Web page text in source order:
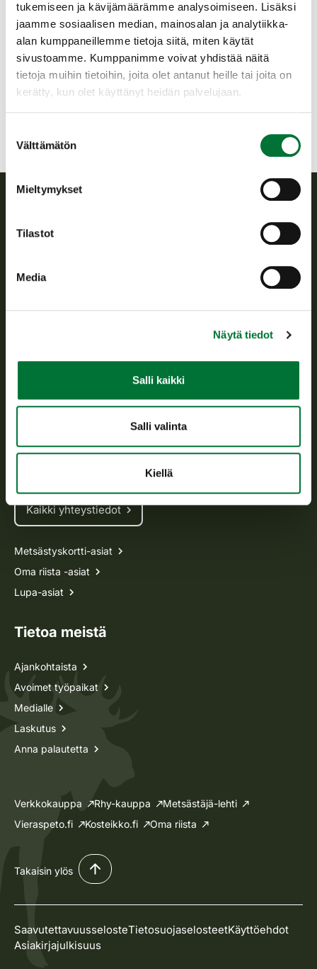
tukemiseen ja kävijämäärämme analysoimiseen. Lisäksi
jaamme sosiaalisen median, mainosalan ja analytiikka-
alan kumppaneillemme tietoja siitä, miten käytät
sivustoamme. Kumppanimme voivat yhdistää näitä
tietoja muihin tietoihin, joita olet antanut heille tai joita on
kerätty, kun olet käyttänyt heidän palvelujaan.
valinta
Välttämätön
Mieltymykset
Tilastot
Media
Näytä tiedot
Salli kaikki
Salli valinta
Kiellä
Lempäälän seudun
riistanhoitoyhdistys
Pohjois-Häme
0440624642
lempaala@rhy.riista.fi
riistanhoitoyhdistysten toimintaa ja huolehtii riistapolitiikan
toimeenpanosta sekä vastaa sille säädetyistä julkisista
Avoinna arkipäivisin klo 9-15.
Kaikki yhteystiedot
Metsästyskortti-asiat
Oma riista -asiat
Lupa-asiat
Tietoa meistä
Ajankohtaista
Avoimet työpaikat
Medialle
Laskutus
Anna palautetta
Verkkokauppa Rhy-kauppa
Metsästäjä-lehti
Vieraspeto.fi
Kosteikko.fi Oma riista
Takaisin ylös
SaavutettavuusselosteTietosuojaselosteetKäyttöehdot
Asiakirjajulkisuus